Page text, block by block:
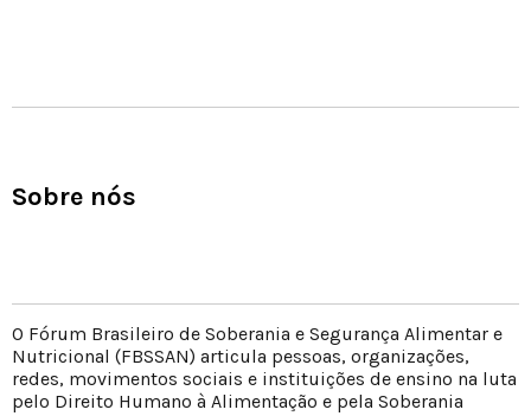
Sobre nós
O Fórum Brasileiro de Soberania e Segurança Alimentar e
Nutricional (FBSSAN) articula pessoas, organizações,
redes, movimentos sociais e instituições de ensino na luta
pelo Direito Humano à Alimentação e pela Soberania